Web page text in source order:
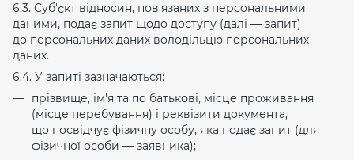
6.3. Суб'єкт відносин, пов'язаних з персональними
даними, подає запит щодо доступу (далі — запит)
до персональних даних володільцю персональних
даних.
6.4. У запиті зазначаються:
прізвище, ім'я та по батькові, місце проживання
(місце перебування) і реквізити документа,
що посвідчує фізичну особу, яка подає запит (для
фізичної особи — заявника);